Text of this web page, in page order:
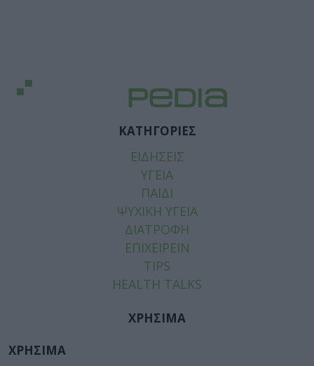
ΚΑΤΗΓΟΡΙΕΣ
ΕΙΔΗΣΕΙΣ
ΥΓΕΙΑ
ΠΑΙΔΙ
ΨΥΧΙΚΗ ΥΓΕΙΑ
ΔΙΑΤΡΟΦΗ
ΕΠΙΧΕΙΡΕΙΝ
TIPS
HEALTH TALKS
ΧΡΗΣΙΜΑ
ΧΡΗΣΙΜΑ